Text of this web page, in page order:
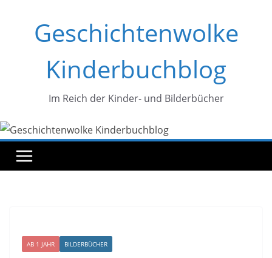
springenGeschichtenwolke
Kinderbuchblog
Im Reich der Kinder- und Bilderbücher
AB 1 JAHR BILDERBÜCHER